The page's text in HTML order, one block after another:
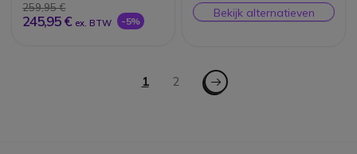
259,95 €
245,95 € ex. BTW -5%
Bekijk alternatieven
Pagina
U lees momenteel pagina
1 Pagina
2 Pagina - Volgende